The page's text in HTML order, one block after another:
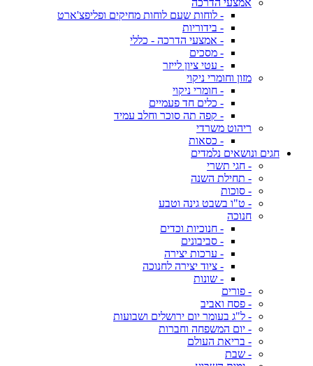
אמצעי הדרכה
- לוחות שעם לוחות מחיקים ופליפצ'ארט
- בידוריות
- אמצעי הדרכה - כללי
- מסכים
- עטי ציון לייזר
מזון וחומרי ניקוי
- חומרי ניקוי
- כלים חד פעמיים
- קפה תה סוכר וחלב עמיד
ריהוט משרדי
- כסאות
חגים ונושאים נלמדים
- חגי תשרי
- תחילת השנה
- סוכות
- ט"ו בשבט גינה וטבע
חנוכה
- חנוכיות וכדים
- סביבונים
- ערכות יצירה
- ציוד יצירה לחנוכה
- שונות
- פורים
- פסח ואביב
- ל"ג בעומר יום ירושלים ושבועות
- יום המשפחה וחברות
- בריאת העולם
- שבת